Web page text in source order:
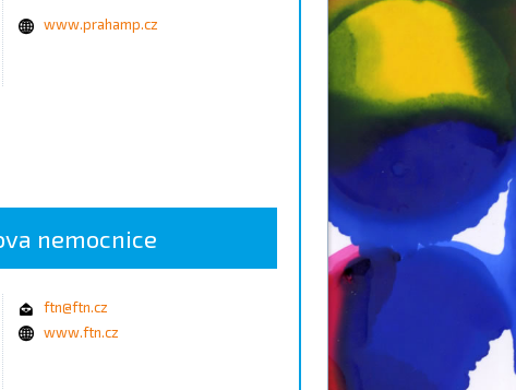
www.prahamp.cz
nemocnice
ftn@ftn.cz
www.ftn.cz